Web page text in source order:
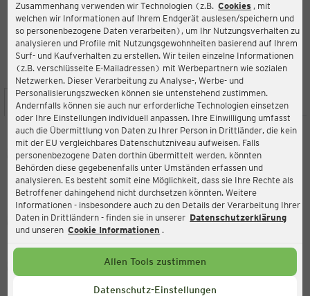
Zusammenhang verwenden wir Technologien (z.B. Cookies , mit
welchen wir Informationen auf Ihrem Endgerät auslesen/speichern und
so personenbezogene Daten verarbeiten), um Ihr Nutzungsverhalten zu
analysieren und Profile mit Nutzungsgewohnheiten basierend auf Ihrem
Surf- und Kaufverhalten zu erstellen. Wir teilen einzelne Informationen
(z.B. verschlüsselte E-Mailadressen) mit Werbepartnern wie sozialen
Netzwerken. Dieser Verarbeitung zu Analyse-, Werbe- und
Personalisierungszwecken können sie untenstehend zustimmen.
Andernfalls können sie auch nur erforderliche Technologien einsetzen
oder Ihre Einstellungen individuell anpassen. Ihre Einwilligung umfasst
auch die Übermittlung von Daten zu Ihrer Person in Drittländer, die kein
mit der EU vergleichbares Datenschutzniveau aufweisen. Falls
personenbezogene Daten dorthin übermittelt werden, könnten
Behörden diese gegebenenfalls unter Umständen erfassen und
analysieren. Es besteht somit eine Möglichkeit, dass sie Ihre Rechte als
Betroffener dahingehend nicht durchsetzen könnten. Weitere
Informationen - insbesondere auch zu den Details der Verarbeitung Ihrer
Daten in Drittländern - finden sie in unserer Datenschutzerklärung
und unseren Cookie Informationen .
Allen Tools zustimmen
Datenschutz-Einstellungen
ERNSTING'S FAMILY FILIALE
Marktplatz 4
04838 Eilenburg
4,2
Bewertung:
STANDORT SERVICES SORTIMENT AKTIONEN
Ernsting's family
Marktplatz 4, 04838 Eilenburg
Aktuell:
Geschlossen
Service Hotline
+43 (0) 1 2675 502